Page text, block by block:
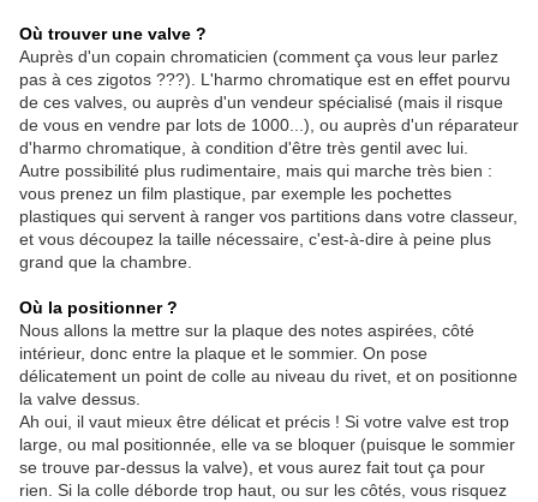
Où trouver une valve ?
Auprès d'un copain chromaticien (comment ça vous leur parlez
pas à ces zigotos ???). L'harmo chromatique est en effet pourvu
de ces valves, ou auprès d'un vendeur spécialisé (mais il risque
de vous en vendre par lots de 1000...), ou auprès d'un réparateur
d'harmo chromatique, à condition d'être très gentil avec lui.
Autre possibilité plus rudimentaire, mais qui marche très bien :
vous prenez un film plastique, par exemple les pochettes
plastiques qui servent à ranger vos partitions dans votre classeur,
et vous découpez la taille nécessaire, c'est-à-dire à peine plus
grand que la chambre.
Où la positionner ?
Nous allons la mettre sur la plaque des notes aspirées, côté
intérieur, donc entre la plaque et le sommier. On pose
délicatement un point de colle au niveau du rivet, et on positionne
la valve dessus.
Ah oui, il vaut mieux être délicat et précis ! Si votre valve est trop
large, ou mal positionnée, elle va se bloquer (puisque le sommier
se trouve par-dessus la valve), et vous aurez fait tout ça pour
rien. Si la colle déborde trop haut, ou sur les côtés, vous risquez